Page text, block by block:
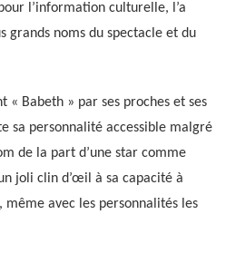
l’information culturelle, l’a
grands noms du spectacle et du
« Babeth » par ses proches et ses
sa personnalité accessible malgré
de la part d’une star comme
joli clin d’œil à sa capacité à
avec les personnalités les